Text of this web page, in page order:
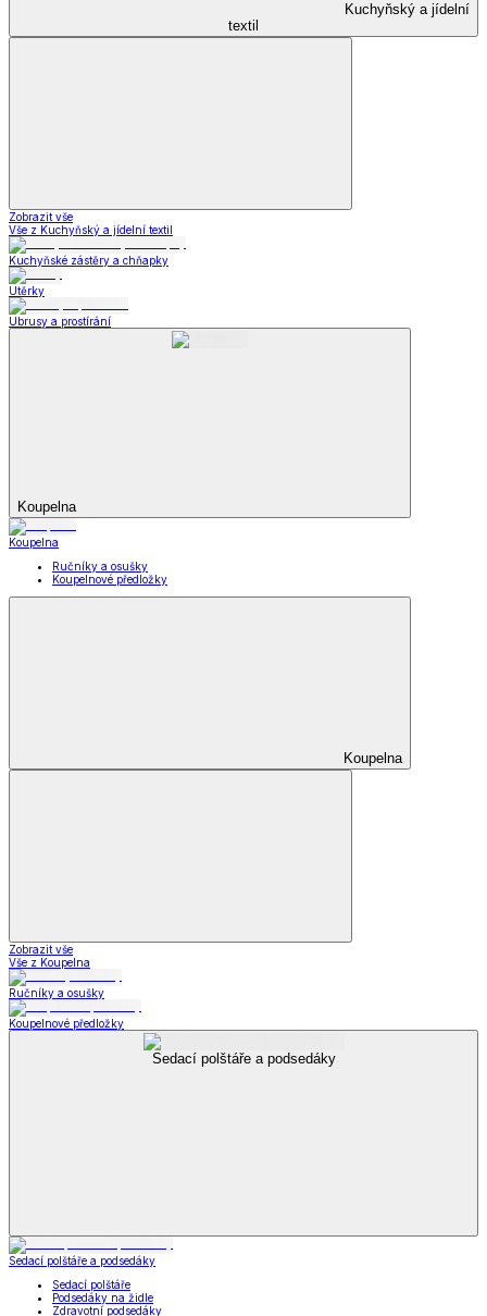
Kuchyňský a jídelní
textil
Zobrazit vše
Vše z Kuchyňský a jídelní textil
Kuchyňské zástěry a chňapky
Utěrky
Ubrusy a prostírání
Koupelna
Koupelna
Ručníky a osušky
Koupelnové předložky
Koupelna
Zobrazit vše
Vše z Koupelna
Ručníky a osušky
Koupelnové předložky
Sedací polštáře a podsedáky
Sedací polštáře a podsedáky
Sedací polštáře
Podsedáky na židle
Zdravotní podsedáky